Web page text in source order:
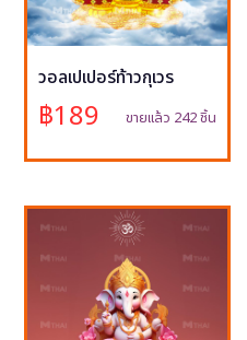
วอลเปเปอร์ท้าวกุเวร
฿189 ขายแล้ว 242 ชิ้น